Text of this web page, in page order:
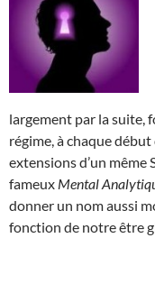
largement par la suite,
régime, à chaque
extensions d’un même
fameux Mental
donner un nom aussi
fonction de notre être